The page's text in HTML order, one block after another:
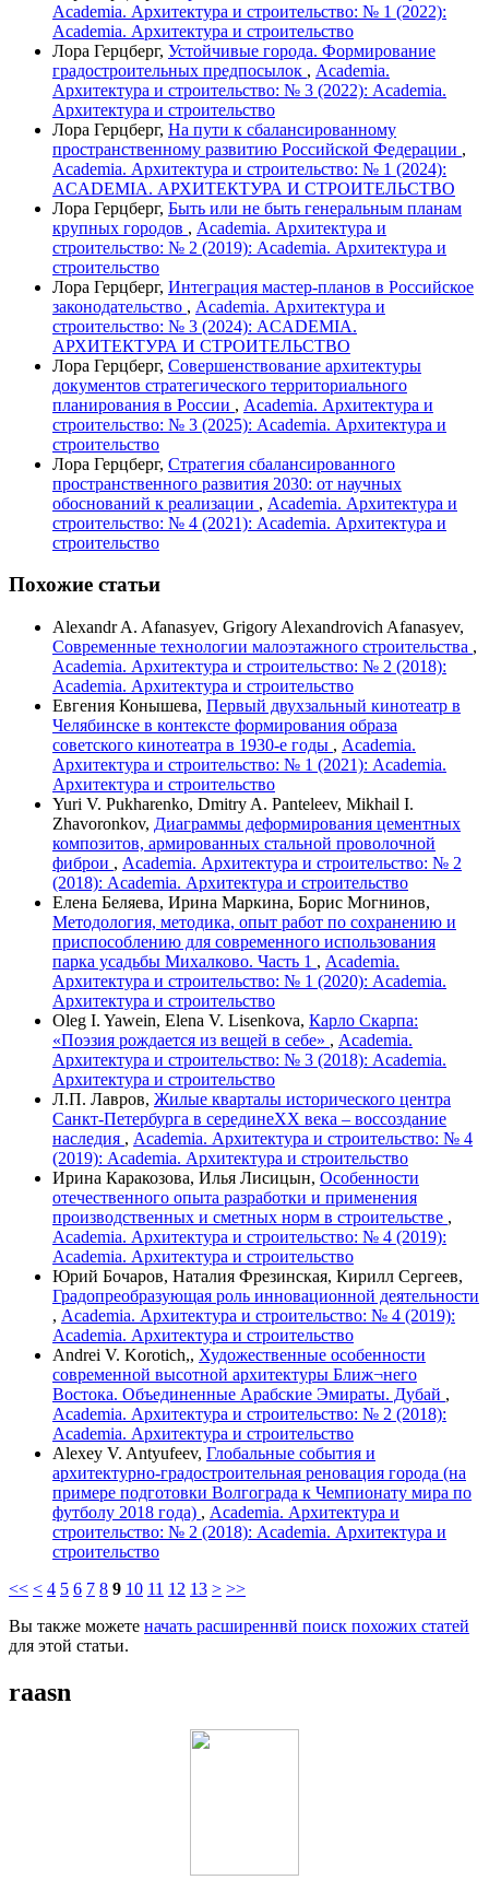
Academia. Архитектура и строительство: № 1 (2022):
Academia. Архитектура и строительство
Лора Герцберг, Устойчивые города. Формирование
градостроительных предпосылок , Academia.
Архитектура и строительство: № 3 (2022): Academia.
Архитектура и строительство
Лора Герцберг, На пути к сбалансированному
пространственному развитию Российской Федерации ,
Academia. Архитектура и строительство: № 1 (2024):
ACADEMIA. АРХИТЕКТУРА И СТРОИТЕЛЬСТВО
Лора Герцберг, Быть или не быть генеральным планам
крупных городов , Academia. Архитектура и
строительство: № 2 (2019): Academia. Архитектура и
строительство
Лора Герцберг, Интеграция мастер-планов в Российское
законодательство , Academia. Архитектура и
строительство: № 3 (2024): ACADEMIA.
АРХИТЕКТУРА И СТРОИТЕЛЬСТВО
Лора Герцберг, Совершенствование архитектуры
документов стратегического территориального
планирования в России , Academia. Архитектура и
строительство: № 3 (2025): Academia. Архитектура и
строительство
Лора Герцберг, Стратегия сбалансированного
пространственного развития 2030: от научных
обоснований к реализации , Academia. Архитектура и
строительство: № 4 (2021): Academia. Архитектура и
строительство
Похожие статьи
Alexandr A. Afanasyev, Grigory Alexandrovich Afanasyev,
Современные технологии малоэтажного строительства ,
Academia. Архитектура и строительство: № 2 (2018):
Academia. Архитектура и строительство
Евгения Конышева, Первый двухзальный кинотеатр в
Челябинске в контексте формирования образа
советского кинотеатра в 1930-е годы , Academia.
Архитектура и строительство: № 1 (2021): Academia.
Архитектура и строительство
Yuri V. Pukharenko, Dmitry A. Panteleev, Mikhail I.
Zhavoronkov, Диаграммы деформирования цементных
композитов, армированных стальной проволочной
фиброи , Academia. Архитектура и строительство: № 2
(2018): Academia. Архитектура и строительство
Елена Беляева, Ирина Маркина, Борис Могнинов,
Методология, методика, опыт работ по сохранению и
приспособлению для современного использования
парка усадьбы Михалково. Часть 1 , Academia.
Архитектура и строительство: № 1 (2020): Academia.
Архитектура и строительство
Oleg I. Yawein, Elena V. Lisenkova, Карло Скарпа:
«Поэзия рождается из вещей в себе» , Academia.
Архитектура и строительство: № 3 (2018): Academia.
Архитектура и строительство
Л.П. Лавров, Жилые кварталы исторического центра
Санкт-Петербурга в серединеХХ века – воссоздание
наследия , Academia. Архитектура и строительство: № 4
(2019): Academia. Архитектура и строительство
Ирина Каракозова, Илья Лисицын, Особенности
отечественного опыта разработки и применения
производственных и сметных норм в строительстве ,
Academia. Архитектура и строительство: № 4 (2019):
Academia. Архитектура и строительство
Юрий Бочаров, Наталия Фрезинская, Кирилл Сергеев,
Градопреобразующая роль инновационной деятельности
, Academia. Архитектура и строительство: № 4 (2019):
Academia. Архитектура и строительство
Andrei V. Korotich,, Художественные особенности
современной высотной архитектуры Ближ¬него
Востока. Объединенные Арабские Эмираты. Дубай ,
Academia. Архитектура и строительство: № 2 (2018):
Academia. Архитектура и строительство
Alexey V. Antyufeev, Глобальные события и
архитектурно-градостроительная реновация города (на
примере подготовки Волгограда к Чемпионату мира по
футболу 2018 года) , Academia. Архитектура и
строительство: № 2 (2018): Academia. Архитектура и
строительство
<< < 4 5 6 7 8 9 10 11 12 13 > >>
Вы также можете начать расширеннвй поиск похожих статей
для этой статьи.
raasn